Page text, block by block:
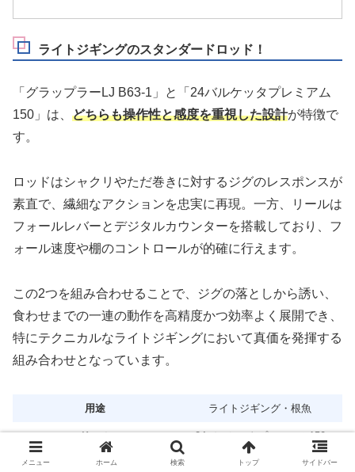
ライトジギングのスタンダードロッド！
「グラップラーLJ B63-1」と「24バルケッタプレミアム
150」は、 どちらも操作性と感度を重視した設計が特徴で
す。
ロッドはシャクリやただ巻きに対するジグのレスポンスが
素直で、繊細なアクションを忠実に再現。一方、リールは
フォールレバーとデジタルカウンターを搭載しており、フ
ォール速度や棚のコントロールが的確に行えます。
この2つを組み合わせることで、ジグの落としから誘い、
食わせまでの一連の動作を高精度かつ効率よく展開でき、
特にテクニカルなライトジギングにおいて真価を発揮する
組み合わせとなっています。
用途 ライトジギング・根魚
リール 24バルケッタプレミアム150
ロッド グラップラーLJ B63-1
メニュー ホーム 検索 トップ サイドバー